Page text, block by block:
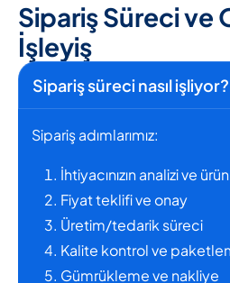
SiparişSürecive
İşleyiş
Sipariş süreci nasıl işliyor?
Sipariş adımlarımız:
İhtiyacınızın analizi ve
Fiyat teklifi ve onay
Üretim/tedarik süreci
Kalite kontrol ve
Gümrükleme ve nakliye